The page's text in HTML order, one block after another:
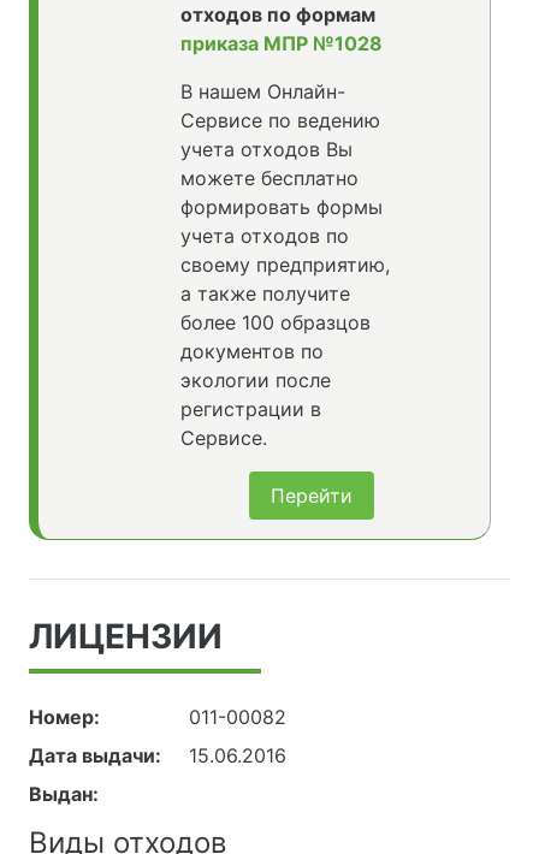
отходов по формам
приказа МПР №1028
В нашем Онлайн-
Сервисе по ведению
учета отходов Вы
можете бесплатно
формировать формы
учета отходов по
своему предприятию,
а также получите
более 100 образцов
документов по
экологии после
регистрации в
Сервисе.
Перейти
ЛИЦЕНЗИИ
Номер:
011-00082
Дата выдачи:
15.06.2016
Выдан:
Виды отходов